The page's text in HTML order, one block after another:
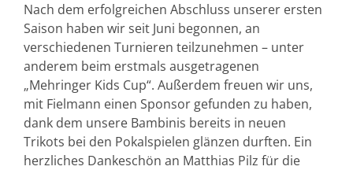
Nach dem erfolgreichen Abschluss unserer ersten
Saison haben wir seit Juni begonnen, an
verschiedenen Turnieren teilzunehmen – unter
anderem beim erstmals ausgetragenen
„Mehringer Kids Cup“. Außerdem freuen wir uns,
mit Fielmann einen Sponsor gefunden zu haben,
dank dem unsere Bambinis bereits in neuen
Trikots bei den Pokalspielen glänzen durften. Ein
herzliches Dankeschön an Matthias Pilz für die